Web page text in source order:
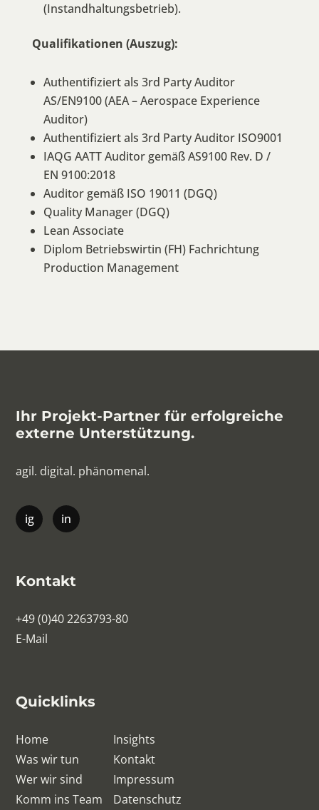
(Instandhaltungsbetrieb).
Qualifikationen (Auszug):
Authentifiziert als 3rd Party Auditor
AS/EN9100 (AEA – Aerospace Experience
Auditor)
Authentifiziert als 3rd Party Auditor ISO9001
IAQG AATT Auditor gemäß AS9100 Rev. D /
EN 9100:2018
Auditor gemäß ISO 19011 (DGQ)
Quality Manager (DGQ)
Lean Associate
Diplom Betriebswirtin (FH) Fachrichtung
Production Management
Ihr Projekt-Partner für erfolgreiche
externe Unterstützung.
agil. digital. phänomenal.
Kontakt
+49 (0)40 2263793-80
E-Mail
Quicklinks
Home
Was wir tun
Wer wir sind
Komm ins Team
Insights
Kontakt
Impressum
Datenschutz